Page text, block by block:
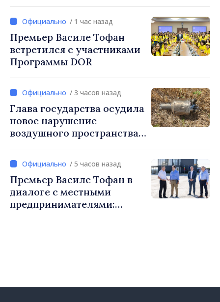
/ 1 час назад
Премьер Василе Тофан
встретился с участниками
Программы DOR
/ 3 часов назад
Глава государства осудила
новое нарушение
воздушного пространства:
затрагивает нас
/ 5 часов назад
Премьер Василе Тофан в
диалоге с местными
предпринимателями: